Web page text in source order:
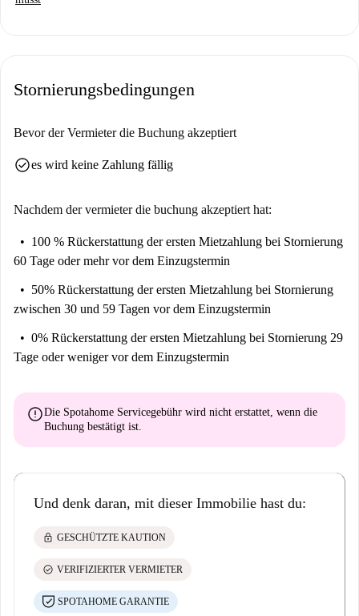
Stornierungsbedingungen
Bevor der Vermieter die Buchung akzeptiert
check_circlees wird keine Zahlung fällig
Nachdem der vermieter die buchung akzeptiert hat:
100 % Rückerstattung der ersten Mietzahlung bei Stornierung
60 Tage oder mehr vor dem Einzugstermin
50% Rückerstattung der ersten Mietzahlung bei Stornierung
zwischen 30 und 59 Tagen vor dem Einzugstermin
0% Rückerstattung der ersten Mietzahlung bei Stornierung 29
Tage oder weniger vor dem Einzugstermin
errorDie Spotahome Servicegebühr wird nicht erstattet , wenn die
Buchung bestätigt ist.
Und denk daran, mit dieser Immobilie hast du:
lock GESCHÜTZTE KAUTION
check_circle VERIFIZIERTER VERMIETER
SPOTAHOME GARANTIE